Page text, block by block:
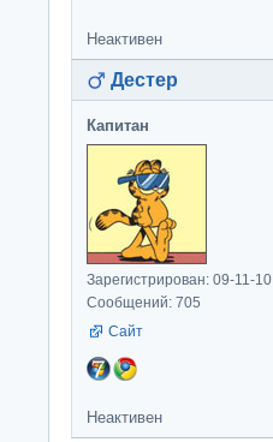
Неактивен
Дестер
Капитан
Зарегистрирован: 09-11-10
Сообщений: 705
Сайт
Неактивен